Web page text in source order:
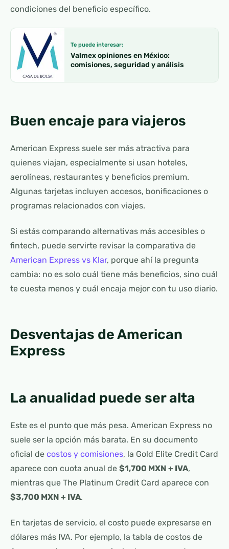
condiciones del beneficio específico.
Te puede interesar:
Valmex opiniones en México:
comisiones, seguridad y análisis
Buen encaje para viajeros
American Express suele ser más atractiva para
quienes viajan, especialmente si usan hoteles,
aerolíneas, restaurantes y beneficios premium.
Algunas tarjetas incluyen accesos, bonificaciones o
programas relacionados con viajes.
Si estás comparando alternativas más accesibles o
fintech, puede servirte revisar la comparativa de
American Express vs Klar, porque ahí la pregunta
cambia: no es solo cuál tiene más beneficios, sino cuál
te cuesta menos y cuál encaja mejor con tu uso diario.
Desventajas de American
Express
La anualidad puede ser alta
Este es el punto que más pesa. American Express no
suele ser la opción más barata. En su documento
oficial de costos y comisiones, la Gold Elite Credit Card
aparece con cuota anual de $1,700 MXN + IVA,
mientras que The Platinum Credit Card aparece con
$3,700 MXN + IVA.
En tarjetas de servicio, el costo puede expresarse en
dólares más IVA. Por ejemplo, la tabla de costos de